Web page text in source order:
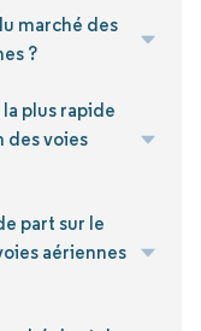
marché des
?
plus rapide
des voies
part sur le
aériennes